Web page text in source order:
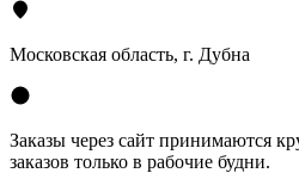
Московская область, г. Дубна
Заказы через сайт принимаются
заказов только в рабочие будни.